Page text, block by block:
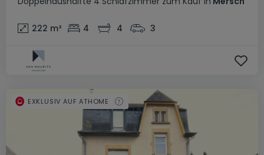
222 m² 4 4 3
EXKLUSIV AUF ATHOME